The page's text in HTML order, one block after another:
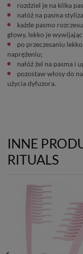
rozdziel je na kilka
nałóż na pasma
każde pasmo
głowy, lekko je
po przeczesaniu
naprężeniu;
nałóż żel na pasma i
pozostaw włosy do
użycia dyfuzora.
INNE
RITUALS